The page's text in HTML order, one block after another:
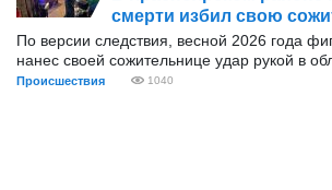
смерти избил свою
По версии следствия, весной 2026 года
нанес своей сожительнице удар рукой в
Происшествия 1040